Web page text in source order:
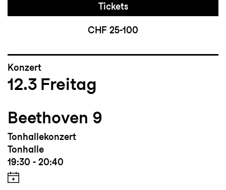
Tickets
CHF 25-100
Konzert
12.3 Freitag
Beethoven 9
Tonhallekonzert
Tonhalle
19:30 - 20:40